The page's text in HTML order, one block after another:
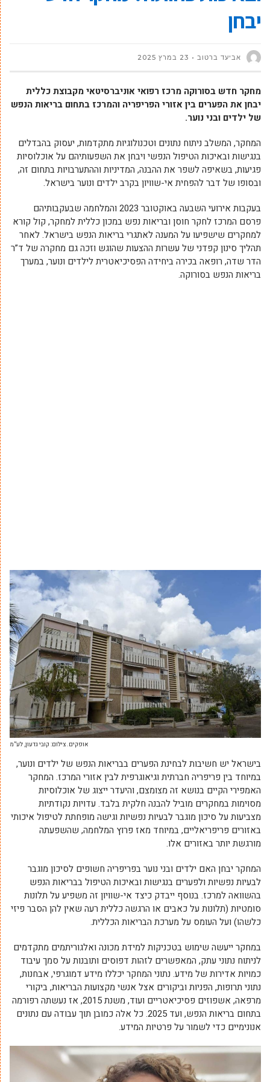
יבחן
אביעד ברטוב 23 במרץ 2025
מחקר חדש בסורוקה מרכז רפואי אוניברסיטאי מקבוצת כללית
יבחן את הפערים בין אזורי הפריפריה והמרכז בתחום בריאות הנפש
של ילדים ובני נוער.
המחקר, המשלב ניתוח נתונים וטכנולוגיות מתקדמות, יעסוק בהבדלים
בנגישות ובאיכות הטיפול הנפשי ויבחן את השפעותיהם על אוכלוסיות
פגיעות, בשאיפה לשפר את ההבנה, המדיניות וההתערבויות בתחום זה,
ובסופו של דבר להפחית אי-שוויון בקרב ילדים ונוער בישראל.
בעקבות אירועי השבעה באוקטובר 2023 והמלחמה שבעקבותיהם
פרסם המרכז לחקר חוסן ובריאות נפש במכון כללית למחקר, קול קורא
למחקרים שישפיעו על המענה לאתגרי בריאות הנפש בישראל. לאחר
תהליך סינון קפדני של עשרות ההצעות שהוגש וזכה גם מחקרה של ד”ר
הדר שדה, רופאה בכירה ביחידה הפסיכיאטרית לילדים ונוער, במערך
בריאות הנפש בסורוקה.
אופקים. צילום: קובי גדעון, לע”מ
בישראל יש חשיבות לבחינת הפערים בבריאות הנפש של ילדים ונוער,
במיוחד בין פריפריה חברתית וגיאוגרפית לבין אזורי המרכז. המחקר
האמפירי הקיים בנושא זה מצומצם, והיעדר ייצוג של אוכלוסיות
מסוימות במחקרים מוביל להבנה חלקית בלבד. עדויות נקודתיות
מצביעות על סיכון מוגבר לבעיות נפשיות וגישה מופחתת לטיפול איכותי
באזורים פריפריאליים, במיוחד מאז פרוץ המלחמה, שהשפעתה
מורגשת יותר באזורים אלו.
המחקר יבחן האם ילדים ובני נוער בפריפריה חשופים לסיכון מוגבר
לבעיות נפשיות ולפערים בנגישות ובאיכות הטיפול בבריאות הנפש
בהשוואה למרכז. בנוסף ייבדק כיצד אי-שוויון זה משפיע על תלונות
סומטיות (תלונות על כאבים או הרגשה כללית רעה שאין להן הסבר פיזי
כלשהו) ועל העומס על מערכת הבריאות הכללית.
במחקר ייעשה שימוש בטכניקות למידת מכונה ואלגוריתמים מתקדמים
לניתוח נתוני עתק, המאפשרים לזהות דפוסים ותובנות על סמך עיבוד
כמויות אדירות של מידע. נתוני המחקר יכללו מידע דמוגרפי, אבחנות,
נתוני תרופות, הפניות וביקורים אצל אנשי מקצועות הבריאות, ביקורי
מרפאה, אשפוזים פסיכיאטריים ועוד, משנת 2015, אז נעשתה רפורמה
בתחום בריאות הנפש, ועד 2025. כל אלה כמובן תוך עבודה עם נתונים
אנונימיים כדי לשמור על פרטיות המידע.